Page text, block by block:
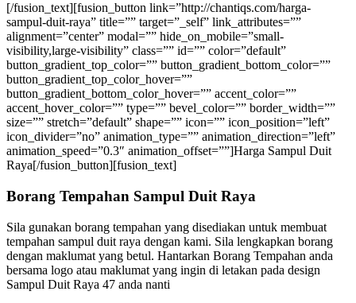
[/fusion_text][fusion_button link=”http://chantiqs.com/harga-
sampul-duit-raya” title=”” target=”_self” link_attributes=””
alignment=”center” modal=”” hide_on_mobile=”small-
visibility,large-visibility” class=”” id=”” color=”default”
button_gradient_top_color=”” button_gradient_bottom_color=””
button_gradient_top_color_hover=””
button_gradient_bottom_color_hover=”” accent_color=””
accent_hover_color=”” type=”” bevel_color=”” border_width=””
size=”” stretch=”default” shape=”” icon=”” icon_position=”left”
icon_divider=”no” animation_type=”” animation_direction=”left”
animation_speed=”0.3″ animation_offset=””]Harga Sampul Duit
Raya[/fusion_button][fusion_text]
Borang Tempahan Sampul Duit Raya
Sila gunakan borang tempahan yang disediakan untuk membuat
tempahan sampul duit raya dengan kami. Sila lengkapkan borang
dengan maklumat yang betul. Hantarkan Borang Tempahan anda
bersama logo atau maklumat yang ingin di letakan pada design
Sampul Duit Raya 47 anda nanti